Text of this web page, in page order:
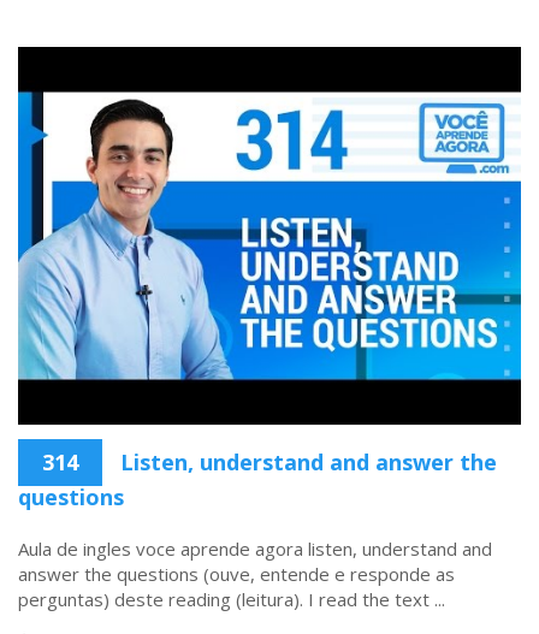
314
Listen, understand and answer the
questions
Aula de ingles voce aprende agora listen, understand and
answer the questions (ouve, entende e responde as
perguntas) deste reading (leitura). I read the text ...